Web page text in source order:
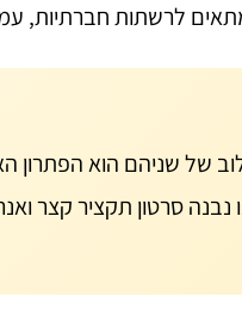
לרשתות חברתיות,
של שניהם הוא הפתרון